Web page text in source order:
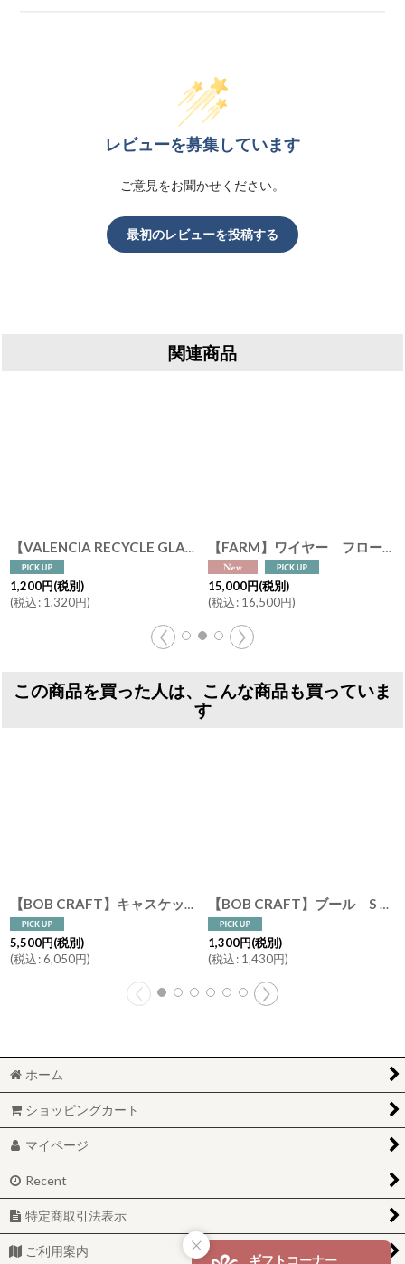
レビューを募集しています
ご意見をお聞かせください。
最初のレビューを投稿する
関連商品
[670-1]
【VALENCIA RECYCLE GLASS 】インテリア ガラスボトル ベース 花瓶 フラワーアレンジント 花器 BLUE PURPLE AMBER スペイン製 アンティーク風 100％ リサイクルガラス レトロ
1,200円(税別)
(税込: 1,320円)
【FARM】ワイヤー フロート ポット40 アイアン 鉢 セメントポット 植木鉢
15,000円(税別)
(税込: 16,500円)
この商品を買った人は、こんな商品も買っていま
す
【BOB CRAFT】キャスケット L 高さ30cm ガラス フラワーベース クリア モーヴピンク グレイ 花瓶
5,500円(税別)
(税込:6,050円)
【BOB CRAFT】ブール S 高さ 9cm ガラス フラワーベース クリア アンバー グレイ 花瓶
1,300円(税別)
(税込: 1,430円)
ホーム
ショッピングカート
マイページ
Recent
特定商取引法表示
ご利用案内
ギフトコーナー